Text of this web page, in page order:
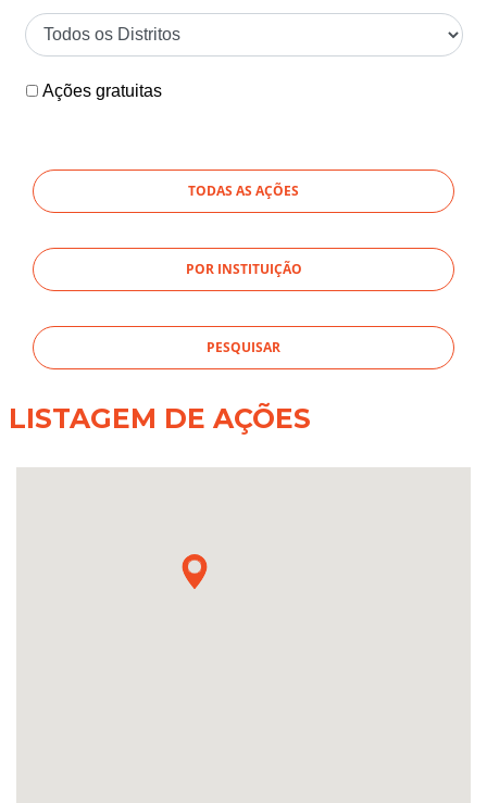
Ações gratuitas
TODAS AS AÇÕES
POR INSTITUIÇÃO
LISTAGEM DE AÇÕES